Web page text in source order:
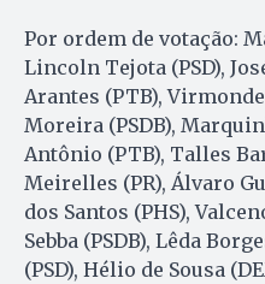
Por ordem de votação:
Lincoln Tejota (PSD),
Arantes (PTB),
Moreira (PSDB),
Antônio (PTB), Talles
Meirelles (PR), Álvaro
dos Santos (PHS),
Sebba (PSDB), Lêda
(PSD), Hélio de Sousa